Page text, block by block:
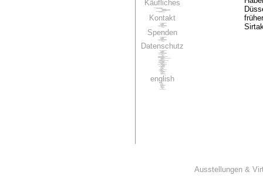
Käufliches
Kontakt
Spenden
Datenschutz
english
Ausstellungen &